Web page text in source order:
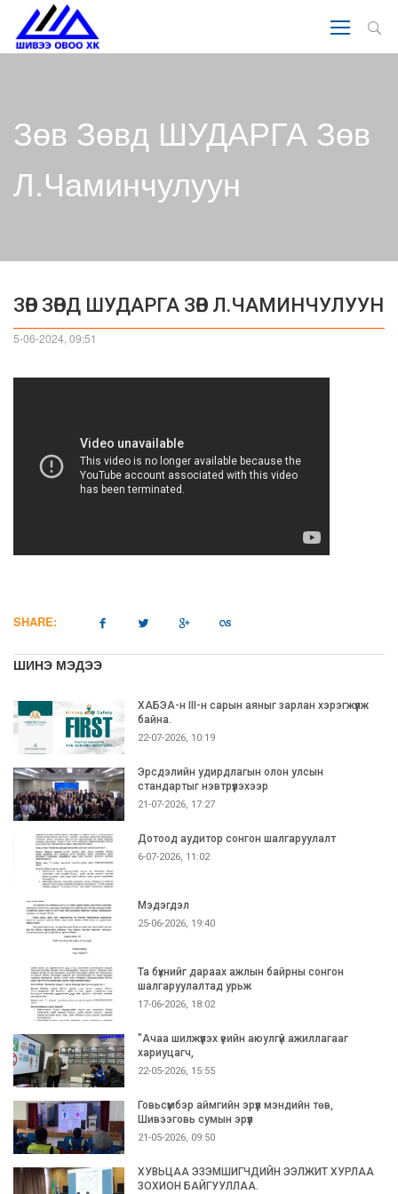
Зөв Зөвд ШУДАРГА Зөв
Л.Чаминчулуун
ЗӨВ ЗӨВД ШУДАРГА ЗӨВ Л.ЧАМИНЧУЛУУН
5-06-2024, 09:51
SHARE:
ШИНЭ МЭДЭЭ
ХАБЭА-н III-н сарын аяныг зарлан хэрэгжүүлж
байна.
22-07-2026, 10:19
Эрсдэлийн удирдлагын олон улсын
стандартыг нэвтрүүлэхээр
21-07-2026, 17:27
Дотоод аудитор сонгон шалгаруулалт
6-07-2026, 11:02
Мэдэгдэл
25-06-2026, 19:40
Та бүхнийг дараах ажлын байрны сонгон
шалгаруулалтад урьж
17-06-2026, 18:02
"Ачаа шилжүүлэх үеийн аюулгүй ажиллагааг
хариуцагч,
22-05-2026, 15:55
Говьсүмбэр аймгийн эрүүл мэндийн төв,
Шивээговь сумын эрүүл
21-05-2026, 09:50
ХУВЬЦАА ЭЗЭМШИГЧДИЙН ЭЭЛЖИТ ХУРЛАА
ЗОХИОН БАЙГУУЛЛАА.